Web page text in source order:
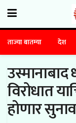
ताज्या बातम्या देश
उस्मानाबाद
विरोधात
होणार